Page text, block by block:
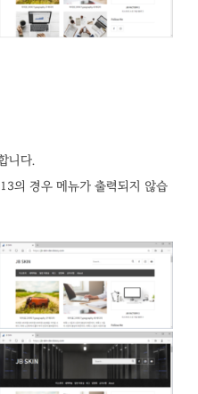
니다.
의 경우 메뉴가 출력되지 않습